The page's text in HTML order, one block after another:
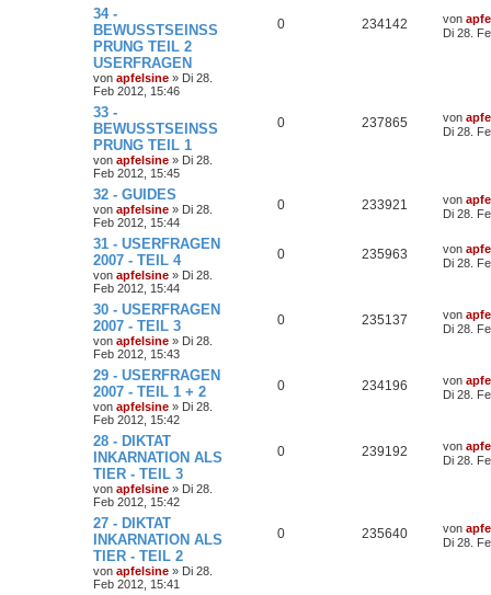
34 -
BEWUSSTSEINSS
PRUNG TEIL 2
USERFRAGEN
von apfelsine » Di 28.
Feb 2012, 15:46
0 234142 von
Di 28.
33 -
BEWUSSTSEINSS
PRUNG TEIL 1
von apfelsine » Di 28.
Feb 2012, 15:45
0 237865 von
Di 28.
32 - GUIDES
von apfelsine » Di 28.
Feb 2012, 15:44
0 233921 von
Di 28.
31 - USERFRAGEN
2007 - TEIL 4
von apfelsine » Di 28.
Feb 2012, 15:44
0 235963 von
Di 28.
30 - USERFRAGEN
2007 - TEIL 3
von apfelsine » Di 28.
Feb 2012, 15:43
0 235137 von
Di 28.
29 - USERFRAGEN
2007 - TEIL 1 + 2
von apfelsine » Di 28.
Feb 2012, 15:42
0 234196 von
Di 28.
28 - DIKTAT
INKARNATION ALS
TIER - TEIL 3
von apfelsine » Di 28.
Feb 2012, 15:42
0 239192 von
Di 28.
27 - DIKTAT
INKARNATION ALS
TIER - TEIL 2
von apfelsine » Di 28.
Feb 2012, 15:41
0 235640 von
Di 28.